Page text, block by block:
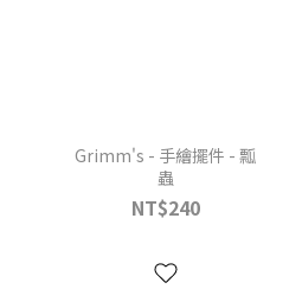
Grimm's - 手繪擺件 - 瓢
蟲
NT$240